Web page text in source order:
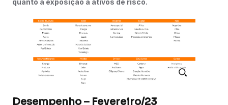
quanto a exposição a ativos de risco.
Desempenho – Fevereiro/23